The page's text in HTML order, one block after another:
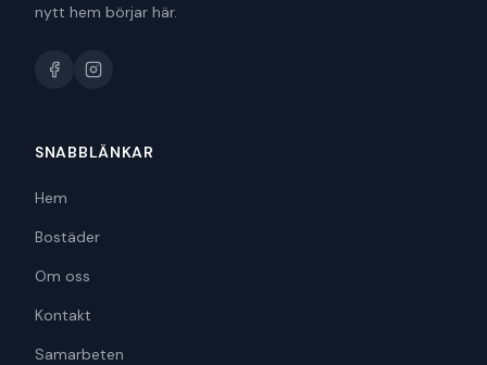
nytt hem börjar här.
SNABBLÄNKAR
Hem
Bostäder
Om oss
Kontakt
Samarbeten